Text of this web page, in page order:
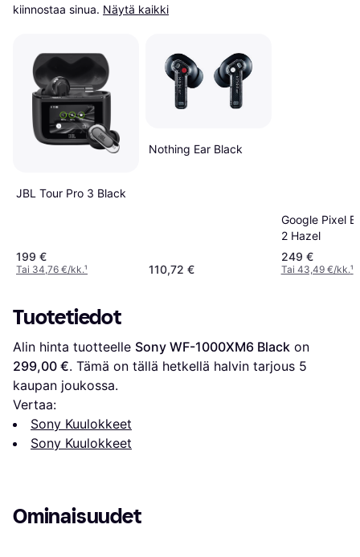
kiinnostaa sinua. Näytä kaikki
JBL Tour Pro 3 Black
199 €
Tai 34,76 €/kk.¹
Nothing Ear Black
110,72 €
Google Pixel
2 Hazel
249 €
Tai 43,49 €/kk.¹
Tuotetiedot
Alin hinta tuotteelle Sony WF-1000XM6 Black
299,00 €. Tämä on tällä hetkellä halvin tarjous 5
kaupan joukossa.
Vertaa:
Sony Kuulokkeet
Sony Kuulokkeet
Ominaisuudet